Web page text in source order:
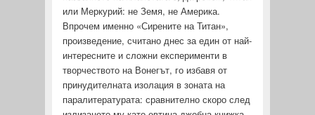
или Меркурий: не Земя, не Аме­рика.
Впрочем именно «Сирените на Титан»,
произведение, считано днес за един от най-
интересните и сложни експерименти в
творчеството на Вонегът, го избавя от
принудителната изо­лация в зоната на
паралитературата: сравнително скоро след